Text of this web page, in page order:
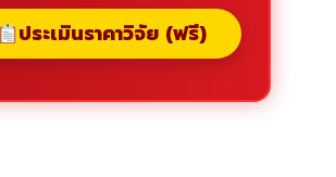
ประเมินราคาวิจัย (ฟรี)